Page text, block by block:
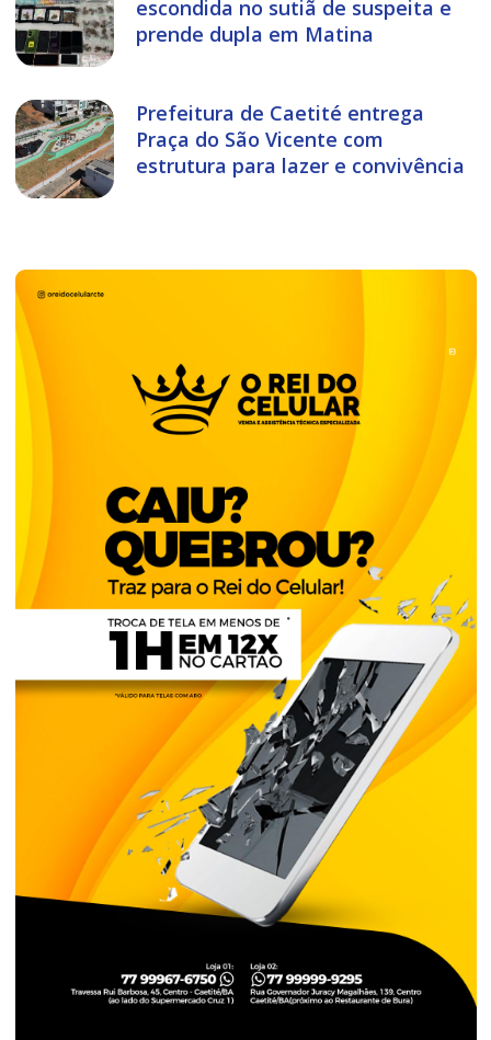
escondida no sutiã de suspeita e
prende dupla em Matina
Prefeitura de Caetité entrega
Praça do São Vicente com
estrutura para lazer e convivência